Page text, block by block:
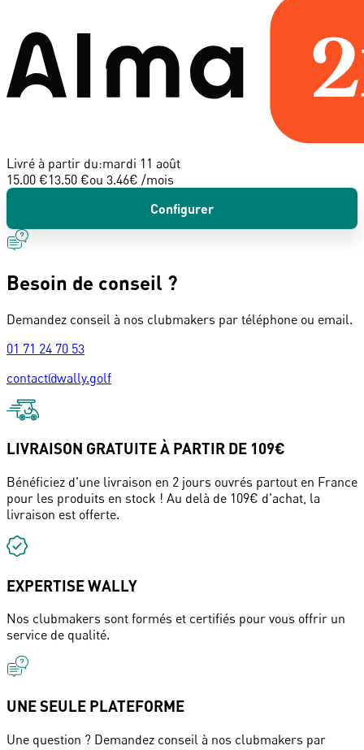
Livré à partir du:mardi 11 août
15.00 €13.50 €ou 3.46€ /mois
Configurer
Besoin de conseil ?
Demandez conseil à nos clubmakers par téléphone ou email.
01 71 24 70 53
contact@wally.golf
LIVRAISON GRATUITE À PARTIR DE 109€
Bénéficiez d'une livraison en 2 jours ouvrés partout en France
pour les produits en stock ! Au delà de 109€ d'achat, la
livraison est offerte.
EXPERTISE WALLY
Nos clubmakers sont formés et certifiés pour vous offrir un
service de qualité.
UNE SEULE PLATEFORME
Une question ? Demandez conseil à nos clubmakers par